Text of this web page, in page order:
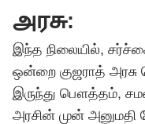
அரசு:
இந்த நிலையில்,
ஒன்றை குஜராத் அரசு
இருந்து பௌத்தம்,
அரசின் முன்